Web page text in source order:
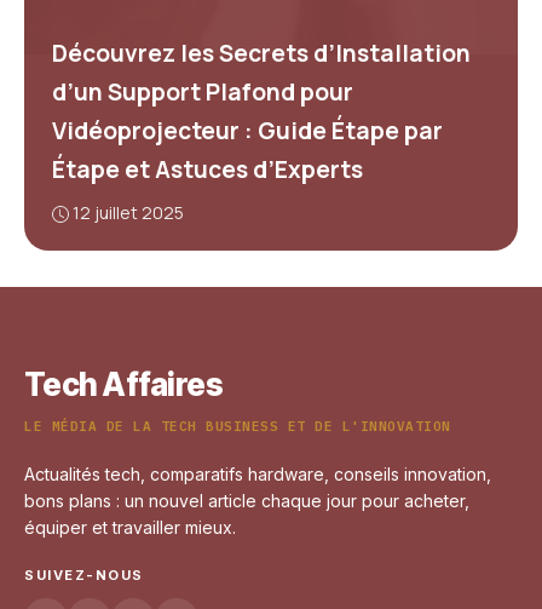
Découvrez les Secrets d’Installation
d’un Support Plafond pour
Vidéoprojecteur : Guide Étape par
Étape et Astuces d’Experts
12 juillet 2025
Tech Affaires
LE MÉDIA DE LA TECH BUSINESS ET DE L'INNOVATION
Actualités tech, comparatifs hardware, conseils innovation,
bons plans : un nouvel article chaque jour pour acheter,
équiper et travailler mieux.
SUIVEZ-NOUS